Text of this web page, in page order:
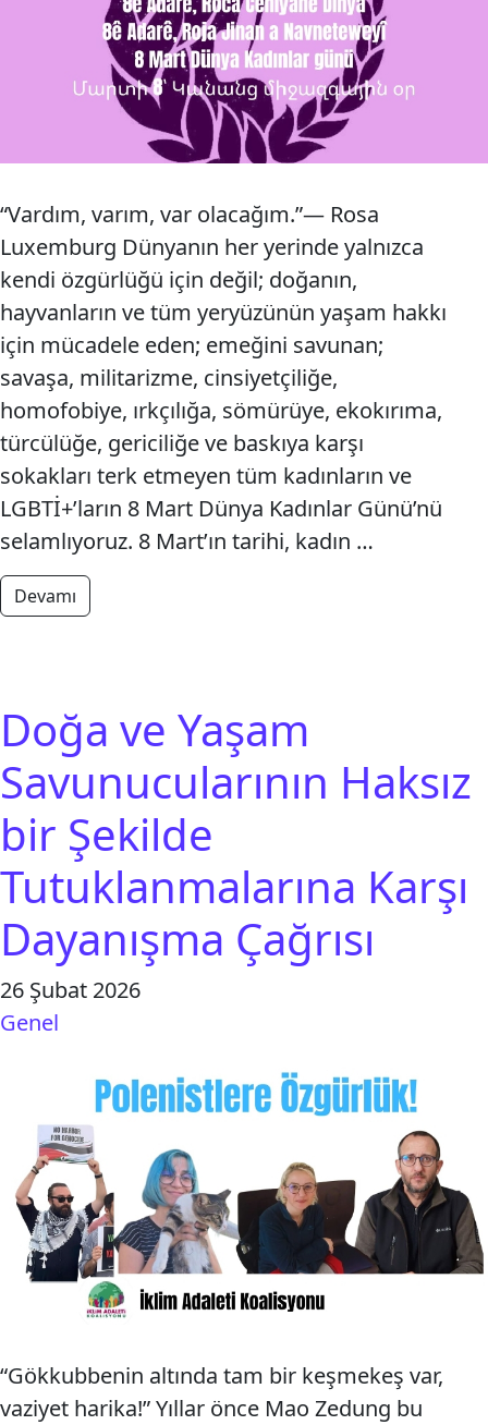
“Vardım, varım, var olacağım.”— Rosa
Luxemburg Dünyanın her yerinde yalnızca
kendi özgürlüğü için değil; doğanın,
hayvanların ve tüm yeryüzünün yaşam hakkı
için mücadele eden; emeğini savunan;
savaşa, militarizme, cinsiyetçiliğe,
homofobiye, ırkçılığa, sömürüye, ekokırıma,
türcülüğe, gericiliğe ve baskıya karşı
sokakları terk etmeyen tüm kadınların ve
LGBTİ+’ların 8 Mart Dünya Kadınlar Günü’nü
selamlıyoruz. 8 Mart’ın tarihi, kadın …
Devamı
Doğa ve Yaşam
Savunucularının Haksız
bir Şekilde
Tutuklanmalarına Karşı
Dayanışma Çağrısı
26 Şubat 2026
Genel
“Gökkubbenin altında tam bir keşmekeş var,
vaziyet harika!” Yıllar önce Mao Zedung bu